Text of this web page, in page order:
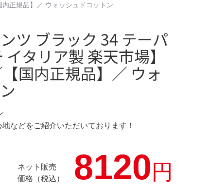
正規品】／ ウォッシュドコットン
ツ ブラック 34 テーパ
タリア製 楽天市場】
国内正規品】／ ウォ
などをご紹介いただいております！
ネット販売
価格（税込）
8120円